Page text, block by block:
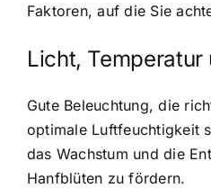
Faktoren, auf die Sie
Licht,
Gute Beleuchtung, die
optimale Luftfeuchtigkeit
das Wachstum und die
Hanfblüten zu fördern.